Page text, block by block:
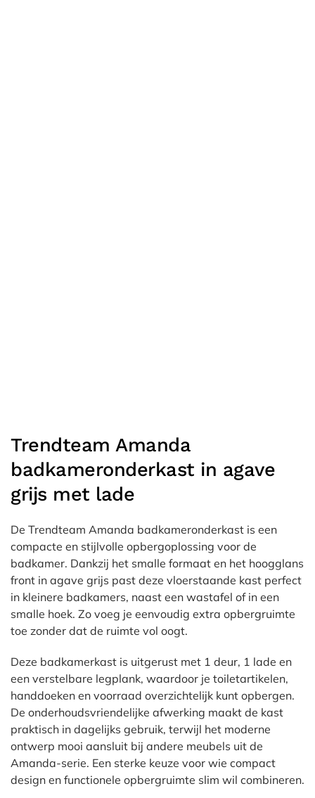
Trendteam Amanda
badkameronderkast in agave
grijs met lade
De Trendteam Amanda badkameronderkast is een
compacte en stijlvolle opbergoplossing voor de
badkamer. Dankzij het smalle formaat en het hoogglans
front in agave grijs past deze vloerstaande kast perfect
in kleinere badkamers, naast een wastafel of in een
smalle hoek. Zo voeg je eenvoudig extra opbergruimte
toe zonder dat de ruimte vol oogt.
Deze badkamerkast is uitgerust met 1 deur, 1 lade en
een verstelbare legplank, waardoor je toiletartikelen,
handdoeken en voorraad overzichtelijk kunt opbergen.
De onderhoudsvriendelijke afwerking maakt de kast
praktisch in dagelijks gebruik, terwijl het moderne
ontwerp mooi aansluit bij andere meubels uit de
Amanda-serie. Een sterke keuze voor wie compact
design en functionele opbergruimte slim wil combineren.